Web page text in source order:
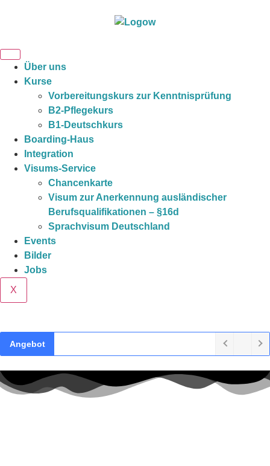
Über uns
Kurse
Vorbereitungskurs zur Kenntnisprüfung
B2-Pflegekurs
B1-Deutschkurs
Boarding-Haus
Integration
Visums-Service
Chancenkarte
Visum zur Anerkennung ausländischer
Berufsqualifikationen – §16d
Sprachvisum Deutschland
Events
Bilder
Jobs
X
Angebot